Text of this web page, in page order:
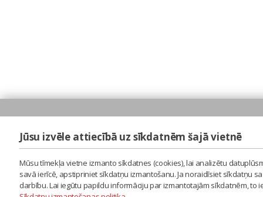
Jūsu izvēle attiecībā uz sīkdatnēm šajā vietnē
Mūsu tīmekļa vietne izmanto sīkdatnes (cookies), lai analizētu
savā ierīcē, apstipriniet sīkdatņu izmantošanu. Ja noraidīsiet sīkdatņu
darbību. Lai iegūtu papildu informāciju par izmantotajām sīkdatnēm,